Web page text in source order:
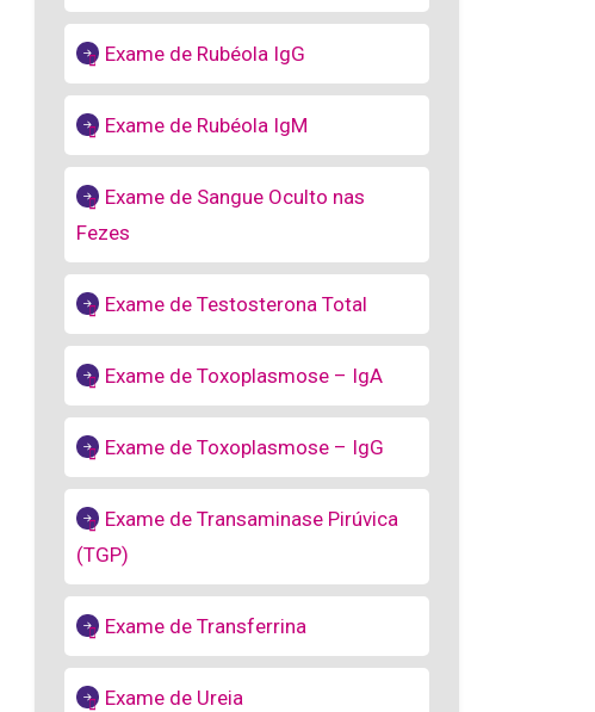
Exame de Rubéola IgG
Exame de Rubéola IgM
Exame de Sangue Oculto nas
Fezes
Exame de Testosterona Total
Exame de Toxoplasmose – IgA
Exame de Toxoplasmose – IgG
Exame de Transaminase Pirúvica
(TGP)
Exame de Transferrina
Exame de Ureia